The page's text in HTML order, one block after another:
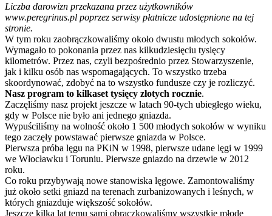
Liczba darowizn przekazana przez użytkowników
www.peregrinus.pl poprzez serwisy płatnicze udostępnione na tej
stronie.
W tym roku zaobrączkowaliśmy około dwustu młodych sokołów.
Wymagało to pokonania przez nas kilkudziesięciu tysięcy
kilometrów. Przez nas, czyli bezpośrednio przez Stowarzyszenie,
jak i kilku osób nas wspomagających. To wszystko trzeba
skoordynować, zdobyć na to wszystko fundusze czy je rozliczyć.
Nasz program to kilkaset tysięcy złotych rocznie.
Zaczęliśmy nasz projekt jeszcze w latach 90-tych ubiegłego wieku,
gdy w Polsce nie było ani jednego gniazda.
Wypuściliśmy na wolność około 1 500 młodych sokołów w wyniku
tego zaczęły powstawać pierwsze gniazda w Polsce.
Pierwsza próba lęgu na PKiN w 1998, pierwsze udane lęgi w 1999
we Włocławku i Toruniu. Pierwsze gniazdo na drzewie w 2012
roku.
Co roku przybywają nowe stanowiska lęgowe. Zamontowaliśmy
już około setki gniazd na terenach zurbanizowanych i leśnych, w
których gniazduje większość sokołów.
Jeszcze kilka lat temu sami obrączkowaliśmy wszystkie młode